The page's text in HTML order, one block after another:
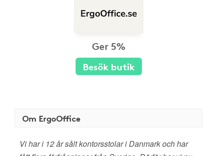
Ger 5%
Besök butik
Om ErgoOffice
Vi har i 12 år sålt kontorsstolar i Danmark och har